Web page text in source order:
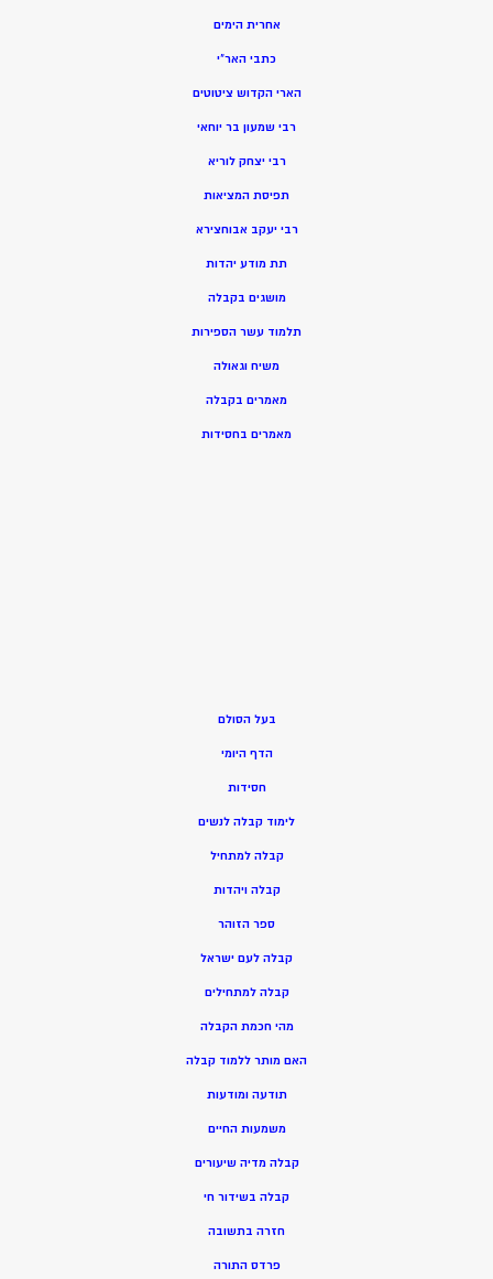
אחרית הימים
כתבי האר”י
הארי הקדוש ציטוטים
רבי שמעון בר יוחאי
רבי יצחק לוריא
תפיסת המציאות
רבי יעקב אבוחצירא
תת מודע יהדות
מושגים בקבלה
תלמוד עשר הספירות
משיח וגאולה
מאמרים בקבלה
מאמרים בחסידות
בעל הסולם
הדף היומי
חסידות
לימוד קבלה לנשים
קבלה למתחיל
קבלה ויהדות
ספר הזוהר
קבלה לעם ישראל
קבלה למתחילים
מהי חכמת הקבלה
האם מותר ללמוד קבלה
תודעה ומודעות
משמעות החיים
קבלה מדיה שיעורים
קבלה בשידור חי
חזרה בתשובה
פרדס התורה